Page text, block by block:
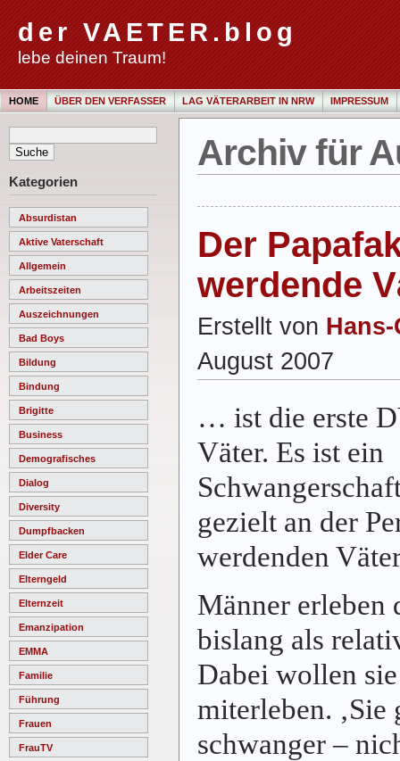
der VAETER.blog
lebe deinen Traum!
HOME ÜBER DEN VERFASSER LAG VÄTERARBEIT IN NRW IMPRESSUM
Kategorien
Absurdistan
Aktive Vaterschaft
Allgemein
Arbeitszeiten
Auszeichnungen
Bad Boys
Bildung
Bindung
Brigitte
Business
Demografisches
Dialog
Diversity
Dumpfbacken
Elder Care
Elterngeld
Elternzeit
Emanzipation
EMMA
Familie
Führung
Frauen
FrauTV
Archiv für
Der
werdende
Erstellt von
August 2007
… ist die erste
Väter. Es ist ein
gezielt an der
werdenden
Männer erleben
bislang als
Dabei wollen
miterleben. ‚Sie
schwanger –